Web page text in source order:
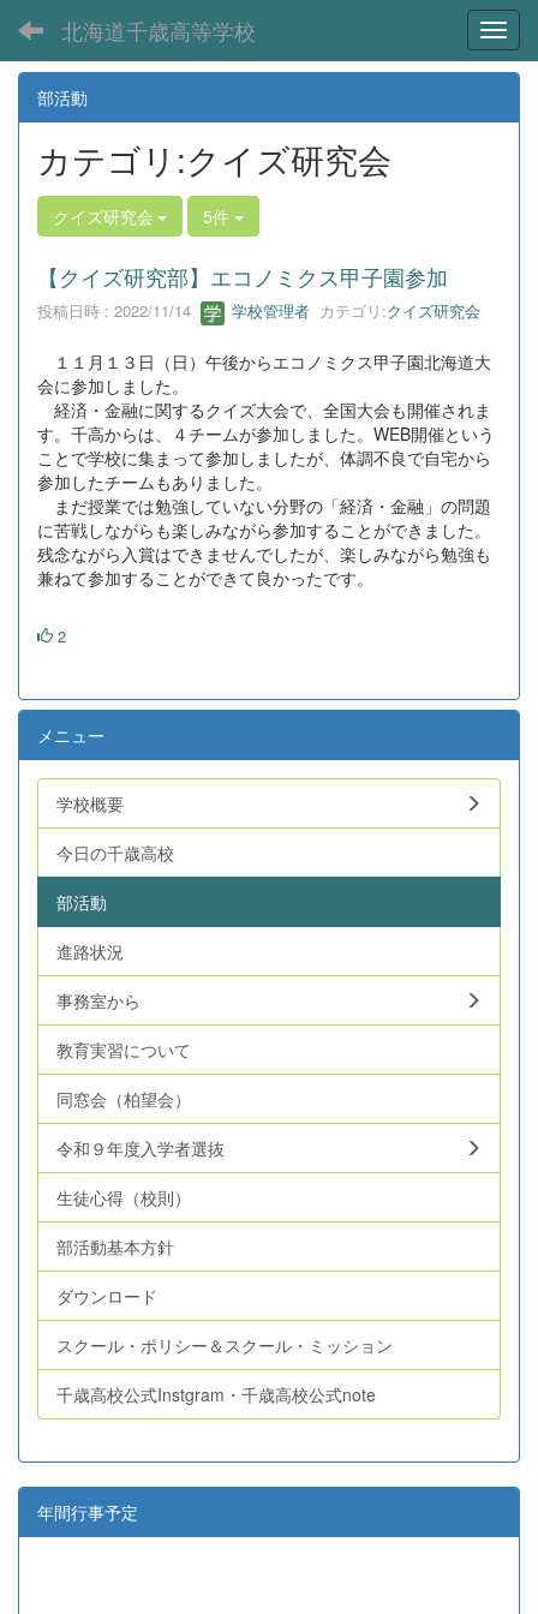
北海道千歳高等学校
部活動
カテゴリ:クイズ研究会
クイズ研究会 5件
【クイズ研究部】エコノミクス甲子園参加
投稿日時 : 2022/11/14 学校管理者 カテゴリ:クイズ研究会
１１月１３日（日）午後からエコノミクス甲子園北海道大
会に参加しました。
経済・金融に関するクイズ大会で、全国大会も開催されま
す。千高からは、４チームが参加しました。WEB開催という
ことで学校に集まって参加しましたが、体調不良で自宅から
参加したチームもありました。
まだ授業では勉強していない分野の「経済・金融」の問題
に苦戦しながらも楽しみながら参加することができました。
残念ながら入賞はできませんでしたが、楽しみながら勉強も
兼ねて参加することができて良かったです。
2
メニュー
学校概要
今日の千歳高校
部活動
進路状況
事務室から
教育実習について
同窓会（柏望会）
令和９年度入学者選抜
生徒心得（校則）
部活動基本方針
ダウンロード
スクール・ポリシー＆スクール・ミッション
千歳高校公式Instgram・千歳高校公式note
年間行事予定